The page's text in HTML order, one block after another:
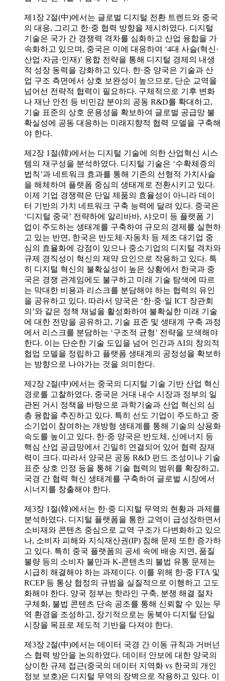
제1장 2절(中)에서는 글로벌 디지털 전환 트렌드와 중국
의 대응, 그리고 한·중 협력 방향을 제시하였다. 디지털
기술은 국가 간 경쟁력 격차를 심화하고 산업 융합을 가
속화하고 있으며, 중국은 이에 대응하여 ‘4대 사슬(혁신·
산업·자금·인재)’ 융합 전략을 통해 디지털 경제의 내생
적 성장 동력을 강화하고 있다. 한·중 양국은 기술과 산
업 구조 측면에서 상호 보완성이 높으므로, 단순 교역을
넘어선 전략적 협력이 필요하다. 구체적으로 기후 변화
나 재난 안전 등 비민감 분야의 공동 R&D를 확대하고,
기술 표준의 상호 운용성을 확보하여 글로벌 공급망 불
확실성에 공동 대응하는 미래지향적 협력 모델을 구축해
야 한다.
제2장 1절(韓)에서는 디지털 기술에 의한 산업혁신 시스
템의 재구성을 분석하였다. 디지털 기술은 ‘수확체증의
법칙’과 네트워크 효과를 통해 기존의 선형적 가치사슬
을 해체하여 플랫폼 중심의 생태계로 전환시키고 있다.
이제 기업 경쟁력은 단일 제품의 효율성이 아니라 데이
터 기반의 가치 네트워크 구축 능력에 달려 있다. 중국은
‘디지털 중국’ 전략하에 알리바바, 샤오미 등 플랫폼 기
업이 주도하는 생태계를 구축하여 규모의 경제를 실현하
고 있는 반면, 한국은 반도체·자동차 등 제조 대기업 중
심의 효율화에 강점이 있으나 중소기업의 디지털 격차와
규제 경직성이 혁신의 제약 요인으로 작용하고 있다. 특
히 디지털 혁신의 불확실성이 높은 상황에서 한국과 중
국은 경쟁 관계임에도 불구하고 미래 기술 탐색에 따르
는 막대한 비용과 리스크를 분담해야 하는 협력의 유인
을 공유하고 있다. 따라서 양국은 ‘한·중·일 ICT 장관회
의’와 같은 정책 채널을 활성화하여 불확실한 미래 기술
에 대한 전망을 공유하고, 기술 표준 및 생태계 구축 과정
에서 리스크를 분담하는 ‘구조적 균형’ 전략을 모색해야
한다. 이는 단순한 기술 도입을 넘어 인간과 AI의 창의적
협업 모델을 정립하고 플랫폼 생태계의 공정성을 확보하
는 방향으로 나아가는 것을 의미한다.
제2장 2절(中)에서는 중국의 디지털 기술 기반 산업 혁신
경로를 고찰하였다. 중국은 거대 내수 시장과 정부의 일
관된 거시 정책을 바탕으로 과학기술과 산업 혁신의 심
층 융합을 추진하고 있다. 특히 선도 기업이 주도하고 중
소기업이 참여하는 개방형 생태계를 통해 기술의 상용화
속도를 높이고 있다. 한·중 양국은 반도체, 신에너지 등
핵심 산업 공급망에서 긴밀히 연결되어 있어 협력 잠재
력이 크다. 따라서 양국은 공동 R&D 펀드 조성이나 기술
표준 상호 인정 등을 통해 기술 협력의 범위를 확장하고,
국경 간 협력 혁신 생태계를 구축하여 글로벌 시장에서
시너지를 창출해야 한다.
제3장 1절(韓)에서는 한·중 디지털 무역의 현황과 과제를
분석하였다. 디지털 플랫폼을 통한 교역이 급성장하면서
소비재와 콘텐츠 중심으로 교역 구조가 다변화하고 있으
나, 소비자 피해와 지식재산권(IP) 침해 문제 또한 증가하
고 있다. 특히 중국 플랫폼의 공세 속에 배송 지연, 품질
불량 등의 소비자 불만과 K-콘텐츠의 불법 유통 문제는
시급히 해결해야 하는 과제이다. 이를 위해 한·중 FTA 및
RCEP 등 통상 협정의 규범을 실질적으로 이행하고 고도
화해야 한다. 양국 정부는 핫라인 구축, 분쟁 해결 절차
구체화, 불법 콘텐츠 단속 공조를 통해 신뢰할 수 있는 무
역 환경을 조성하고, 장기적으로는 동북아 디지털 단일
시장을 목표로 제도적 기반을 다져야 한다.
제3장 2절(中)에서는 데이터 국경 간 이동 규칙과 거버넌
스 협력 방안을 논의하였다. 데이터 안보에 대한 양국의
상이한 규제 접근(중국의 데이터 지역화 vs 한국의 개인
정보 보호)은 디지털 무역의 장벽으로 작용하고 있다. 이